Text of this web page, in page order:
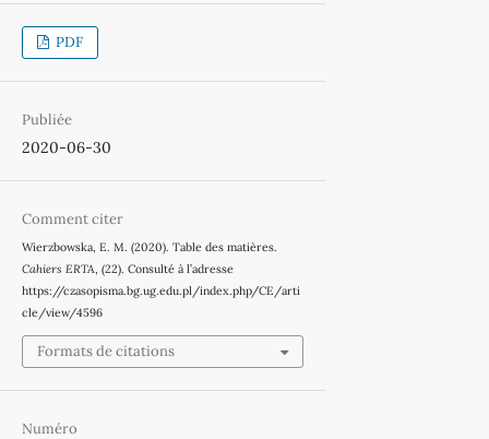
PDF
Publiée
2020-06-30
Comment citer
Wierzbowska, E. M. (2020). Table des matières.
Cahiers ERTA, (22). Consulté à l’adresse
https://czasopisma.bg.ug.edu.pl/index.php/CE/arti
cle/view/4596
Formats de citations
Numéro